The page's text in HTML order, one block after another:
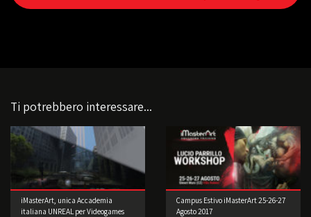
Ti potrebbero interessare...
iMasterArt, unica Accademia
italiana UNREAL per Videogames
Campus Estivo iMasterArt 25-26-27
Agosto 2017